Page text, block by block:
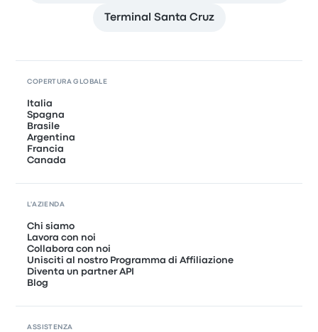
Terminal Santa Cruz
COPERTURA GLOBALE
Italia
Spagna
Brasile
Argentina
Francia
Canada
L'AZIENDA
Chi siamo
Lavora con noi
Collabora con noi
Unisciti al nostro Programma di Affiliazione
Diventa un partner API
Blog
ASSISTENZA